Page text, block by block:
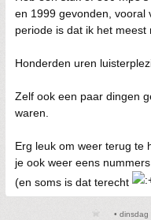
en 1999 gevonden, vooral
periode is dat ik het meest
Honderden uren
Zelf ook een paar dingen
waren.
Erg leuk om weer terug te
je ook weer eens
(en soms is dat terecht
• dinsdag